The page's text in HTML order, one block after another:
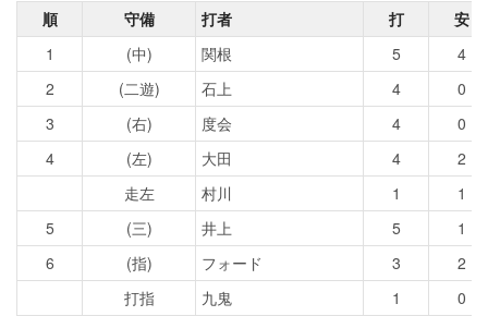
順 守備 打者 打
安
1
(中) 関根 5
4
2
(二遊) 石上 4
0
3
(右) 度会 4
0
4
(左) 大田 4
2
走左
村川 1
1
5
(三) 井上 5
1
6
(指) フォード 3
2
打指
九鬼 1
0